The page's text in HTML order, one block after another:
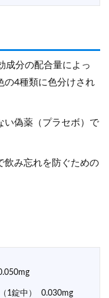
成分の配合量によっ
の4種類に色分けされ
い偽薬（プラセボ）で
飲み忘れを防ぐための
1錠中） 0.030mg